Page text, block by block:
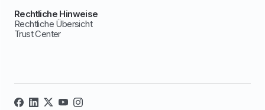
Rechtliche Hinweise
Rechtliche Übersicht
Trust Center